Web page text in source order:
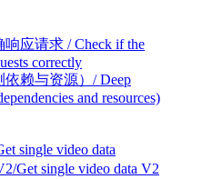
应请求 / Check if the
correctly
赖与资源）/ Deep
and resources)
single video data
Get single video data V2